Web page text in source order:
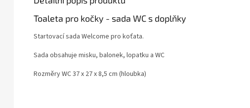
Toaleta pro kočky - sada WC s doplňky
Startovací sada Welcome pro koťata.
Sada obsahuje misku, balonek, lopatku a WC
Rozměry WC 37 x 27 x 8,5 cm (hloubka)